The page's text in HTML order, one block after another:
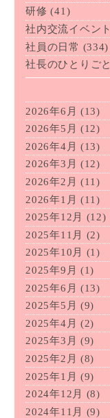
研修 (41)
社内交流イベント
社員の日常 (334)
社長のひとりごと
2026年6月 (13)
2026年5月 (12)
2026年4月 (13)
2026年3月 (12)
2026年2月 (11)
2026年1月 (11)
2025年12月
(12)
2025年11月
(2)
2025年10月
(1)
2025年9月 (1)
2025年6月 (13)
2025年5月 (9)
2025年4月 (2)
2025年3月 (9)
2025年2月 (8)
2025年1月 (9)
2024年12月
(8)
2024年11月
(9)